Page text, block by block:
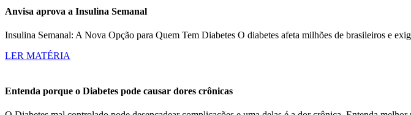
Anvisa aprova a Insulina Semanal
Insulina Semanal: A Nova Opção para Quem Tem Diabetes O diabetes afeta milhões de brasileiros e
LER MATÉRIA
Entenda porque o Diabetes pode causar dores crônicas